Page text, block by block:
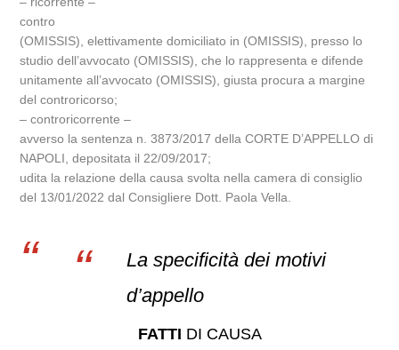
contro
(OMISSIS), elettivamente domiciliato in (OMISSIS), presso lo
studio dell’avvocato (OMISSIS), che lo rappresenta e difende
unitamente all’avvocato (OMISSIS), giusta procura a margine
del controricorso;
– controricorrente –
avverso la sentenza n. 3873/2017 della CORTE D’APPELLO di
NAPOLI, depositata il 22/09/2017;
udita la relazione della causa svolta nella camera di consiglio
del 13/01/2022 dal Consigliere Dott. Paola Vella.
La specificità dei motivi
d’appello
FATTI DI CAUSA